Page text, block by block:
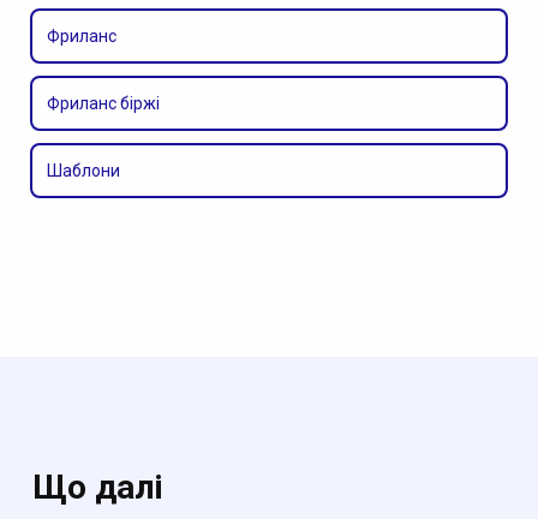
Фриланс
Фриланс біржі
Шаблони
Що далі